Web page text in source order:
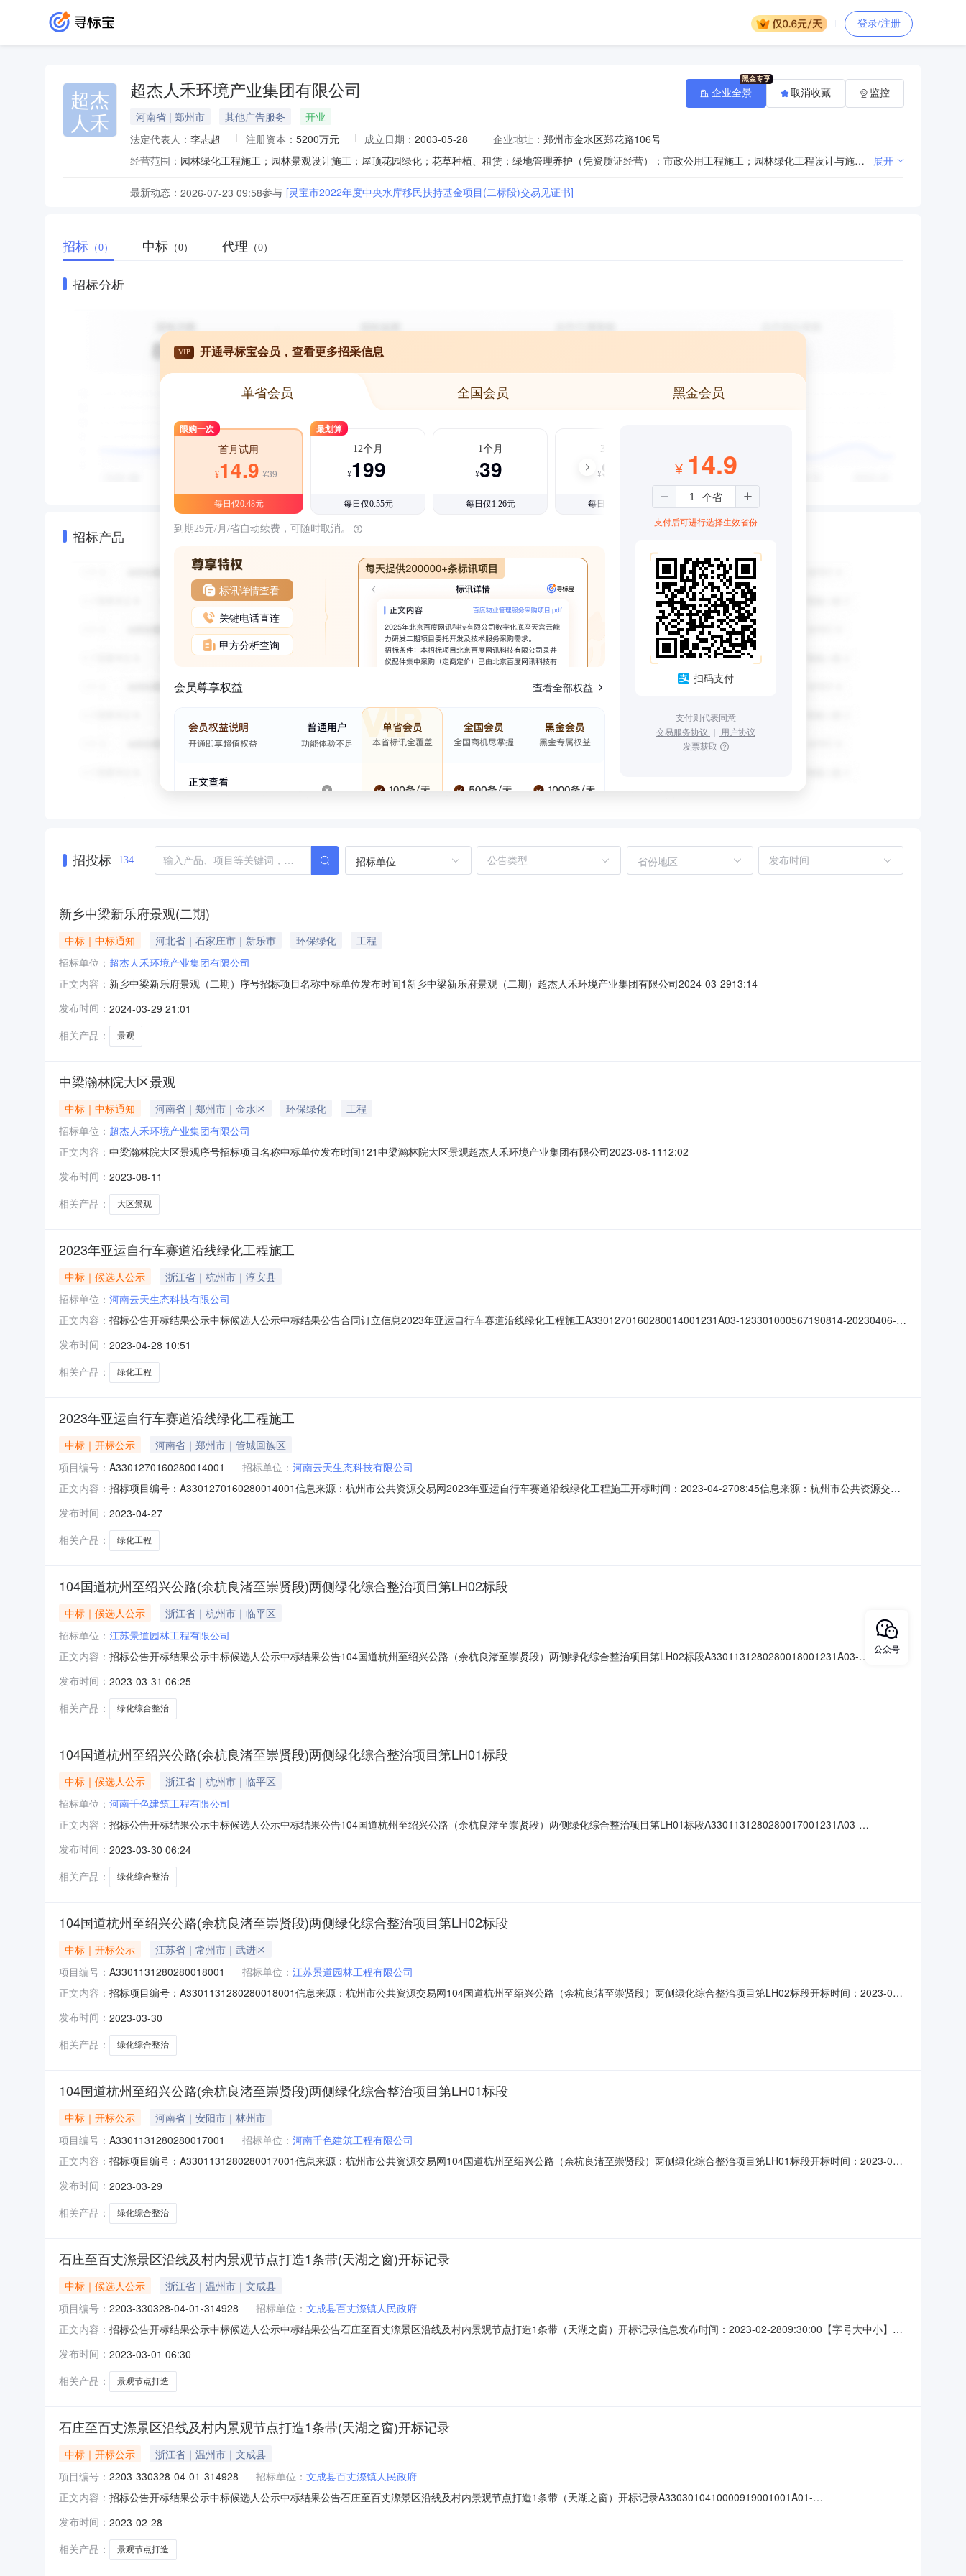
登录/注册
超杰
人禾
超杰人禾环境产业集团有限公司
河南省 | 郑州市 其他广告服务
开业
法定代表人： 李志超 注册资本： 5200万元 成立日期： 2003-05-28 企业地址： 郑州市金水区郑花路106号
经营范围：
园林绿化工程施工；园林景观设计施工；屋顶花园绿化；花草种植、租赁；绿地管理养护（凭资质证经营）；市政公用工程施工；园林绿化工程设计与施工；环保工程施工；园林绿化养护管理及技术咨询和信息咨询；苗木、花卉、盆景草坪的培育；园林古建筑工程；水利水电工程；城市道路照明工程：建筑防水工程；防腐保温工程；建筑装饰装修工程；钢结构工程；地基与基础工程；建筑工程施工；公路工程施工。（涉及许可经营项目，应取得相关部门许可后方可经营）；电力工程；机电设备安装工程 展开
最新动态： 2026-07-23 09:58参与 [灵宝市2022年度中央水库移民扶持基金项目(二标段)交易见证书]
企业全景 取消收藏 监控
招标 （0） 中标 （0） 代理 （0）
招标分析
招标产品
VIP 开通寻标宝会员，查看更多招采信息
单省会员 全国会员 黑金会员
限购一次
首月试用
¥14.9 ¥39
每日仅0.48元
最划算
12个月
¥199
每日仅0.55元
1个月
¥39
每日仅1.26元
3个月
¥99
每日仅1.08元
到期29元/月/省自动续费，可随时取消。
标讯详情查看
关键电话直连
甲方分析查询
会员尊享权益 查看全部权益
¥ 14.9
支付后可进行选择生效省份
扫码支付
支付则代表同意
交易服务协议 ｜ 用户协议
发票获取
招投标 134 招标单位 省份地区
新乡中梁新乐府景观(二期)
中标｜中标通知 河北省｜石家庄市｜新乐市 环保绿化
工程
招标单位： 超杰人禾环境产业集团有限公司
正文内容： 新乡中梁新乐府景观（二期）序号招标项目名称中标单位发布时间1新乡中梁新乐府景观（二期）超杰人禾环境产业集团有限公司2024-03-2913:14
发布时间： 2024-03-29 21:01
相关产品：
景观
中梁瀚林院大区景观
中标｜中标通知 河南省｜郑州市｜金水区 环保绿化
工程
招标单位： 超杰人禾环境产业集团有限公司
正文内容： 中梁瀚林院大区景观序号招标项目名称中标单位发布时间121中梁瀚林院大区景观超杰人禾环境产业集团有限公司2023-08-1112:02
发布时间： 2023-08-11
相关产品：
大区景观
2023年亚运自行车赛道沿线绿化工程施工
中标｜候选人公示
浙江省｜杭州市｜淳安县
招标单位： 河南云天生态科技有限公司
正文内容： 招标公告开标结果公示中标候选人公示中标结果公告合同订立信息2023年亚运自行车赛道沿线绿化工程施工A3301270160280014001231A03-123301000567190814-20230406-
县千岛湖镇新安东路1277号联系人:陈工电话:13738132162代理机构:名称:浙江远大工程咨询有限公司地
发布时间： 2023-04-28 10:51
相关产品：
绿化工程
2023年亚运自行车赛道沿线绿化工程施工
中标｜开标公示
河南省｜郑州市｜管城回族区
项目编号： A3301270160280014001 招标单位： 河南云天生态科技有限公司
正文内容： 招标项目编号：A3301270160280014001信息来源：杭州市公共资源交易网2023年亚运自行车赛道沿线绿化工程施工开标时间：2023-04-2708:45信息来源：杭州市公共资源交易
额：23，投标文件递交时间：2023/04/27；投标人名称：常州森绿风景园林设计有限公司，报价：1257.655000，工期：为100个日历
发布时间： 2023-04-27
相关产品：
绿化工程
104国道杭州至绍兴公路(余杭良渚至崇贤段)两侧绿化综合整治项目第LH02标段
中标｜候选人公示
浙江省｜杭州市｜临平区
招标单位： 江苏景道园林工程有限公司
正文内容： 招标公告开标结果公示中标候选人公示中标结果公告104国道杭州至绍兴公路（余杭良渚至崇贤段）两侧绿化综合整治项目第LH02标段A3301131280280018001231A03-
贤段）两侧绿化综合整治项目第LH02标段项目代码:招标人:名称:无地址:临平区邱山大街479号（交通大厦）612室联系人:
发布时间： 2023-03-31 06:25
相关产品：
绿化综合整治
104国道杭州至绍兴公路(余杭良渚至崇贤段)两侧绿化综合整治项目第LH01标段
中标｜候选人公示
浙江省｜杭州市｜临平区
招标单位： 河南千色建筑工程有限公司
正文内容： 招标公告开标结果公示中标候选人公示中标结果公告104国道杭州至绍兴公路（余杭良渚至崇贤段）两侧绿化综合整治项目第LH01标段A3301131280280017001231A03-
贤段）两侧绿化综合整治项目第LH01标段项目代码:招标人:名称:无地址:临平区邱山大街479号（交通大厦）612室联系人:
发布时间： 2023-03-30 06:24
相关产品：
绿化综合整治
104国道杭州至绍兴公路(余杭良渚至崇贤段)两侧绿化综合整治项目第LH02标段
中标｜开标公示
江苏省｜常州市｜武进区
项目编号： A3301131280280018001 招标单位： 江苏景道园林工程有限公司
正文内容： 招标项目编号：A3301131280280018001信息来源：杭州市公共资源交易网104国道杭州至绍兴公路（余杭良渚至崇贤段）两侧绿化综合整治项目第LH02标段开标时间：2023-03-
1110.489900，工期：90，投标保证金额：10，投标文件递交时间：2023/03/30；投标人名称：华绿建设有限公司，报价：1088.127000，工期
发布时间： 2023-03-30
相关产品：
绿化综合整治
104国道杭州至绍兴公路(余杭良渚至崇贤段)两侧绿化综合整治项目第LH01标段
中标｜开标公示
河南省｜安阳市｜林州市
项目编号： A3301131280280017001 招标单位： 河南千色建筑工程有限公司
正文内容： 招标项目编号：A3301131280280017001信息来源：杭州市公共资源交易网104国道杭州至绍兴公路（余杭良渚至崇贤段）两侧绿化综合整治项目第LH01标段开标时间：2023-03-
1155.028700，工期：计划施工工期为90个日历天，缺陷责任期12个月，投标保证金额：10，投标文件递交时间：2023/03/29；投标人名称：春涛国际建
发布时间： 2023-03-29
相关产品：
绿化综合整治
石庄至百丈漈景区沿线及村内景观节点打造1条带(天湖之窗)开标记录
中标｜候选人公示
浙江省｜温州市｜文成县
项目编号： 2203-330328-04-01-314928 招标单位： 文成县百丈漈镇人民政府
正文内容： 招标公告开标结果公示中标候选人公示中标结果公告石庄至百丈漈景区沿线及村内景观节点打造1条带（天湖之窗）开标记录信息发布时间：2023-02-2809:30:00【字号大中小】信
成县百丈漈镇百丈漈路119号联系人:程皓电话:13456090913代理机构:名称:浙江建科工程项目管理有限公司地址:浙江省·温州市·瓯海区联系人:池奇剑电
发布时间： 2023-03-01 06:30
相关产品：
景观节点打造
石庄至百丈漈景区沿线及村内景观节点打造1条带(天湖之窗)开标记录
中标｜开标公示
浙江省｜温州市｜文成县
项目编号： 2203-330328-04-01-314928 招标单位： 文成县百丈漈镇人民政府
正文内容： 招标公告开标结果公示中标候选人公示中标结果公告石庄至百丈漈景区沿线及村内景观节点打造1条带（天湖之窗）开标记录A3303010410000919001001A01-
打造1条带（天湖之窗）项目代码:2203-330328-04-01-314928招标人:名称:文成县百丈漈镇人民政府地址:浙江省文成县百丈漈
发布时间： 2023-02-28
相关产品：
景观节点打造
公众号